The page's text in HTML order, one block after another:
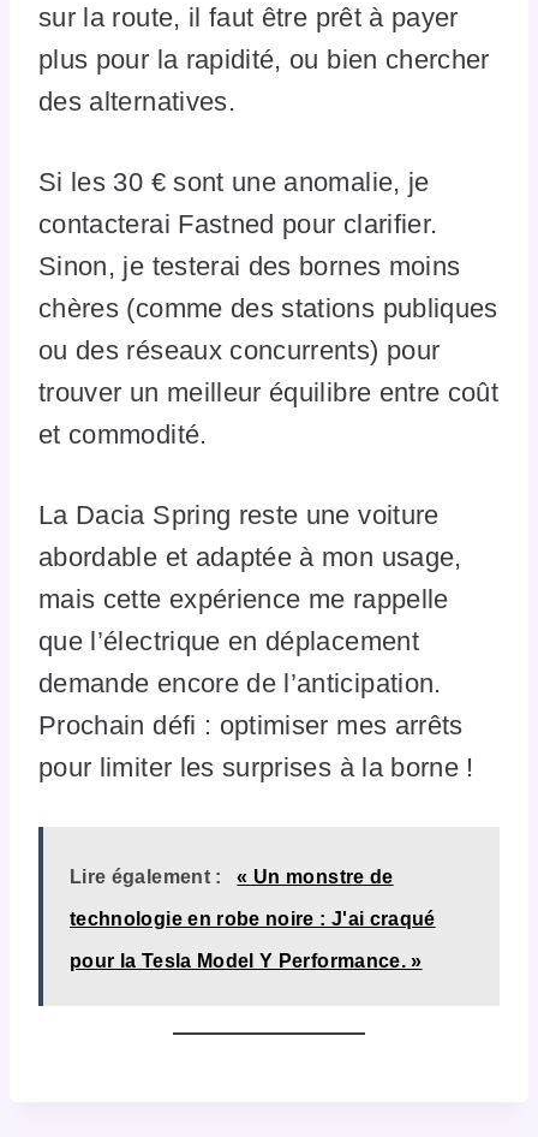
sur la route, il faut être prêt à payer
plus pour la rapidité, ou bien chercher
des alternatives.
Si les 30 € sont une anomalie, je
contacterai Fastned pour clarifier.
Sinon, je testerai des bornes moins
chères (comme des stations publiques
ou des réseaux concurrents) pour
trouver un meilleur équilibre entre coût
et commodité.
La Dacia Spring reste une voiture
abordable et adaptée à mon usage,
mais cette expérience me rappelle
que l’électrique en déplacement
demande encore de l’anticipation.
Prochain défi : optimiser mes arrêts
pour limiter les surprises à la borne !
Lire également : « Un monstre de
technologie en robe noire : J'ai craqué
pour la Tesla Model Y Performance. »